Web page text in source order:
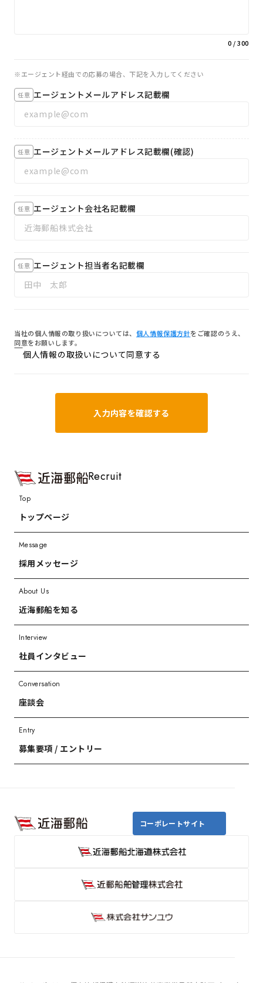
0 / 300
エージェント経由での応募の場合、下記を入力してください
任意 エージェントメールアドレス記載欄
任意 エージェントメールアドレス記載欄(確認)
任意 エージェント会社名記載欄
任意 エージェント担当者名記載欄
当社の個人情報の取り扱いについては、 個人情報保護方針をご確認のうえ、
同意をお願いします。
個人情報の取扱いについて同意する
入力内容を確認する
Recruit
Top
トップページ
Message
採用メッセージ
About Us
近海郵船を知る
Interview
社員インタビュー
Conversation
座談会
Entry
募集要項 / エントリー
コーポレートサイト